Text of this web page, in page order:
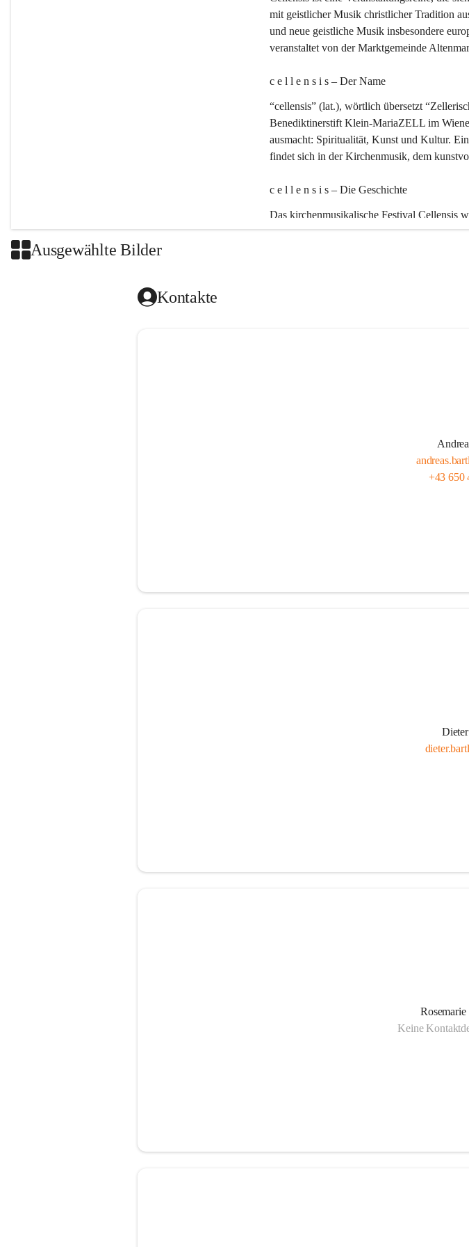
mit geistlicher Musik christlicher Tradition
und neue geistliche Musik insbesondere
veranstaltet von der Marktgemeinde
c e l l e n s i s – Der Name
“cellensis” (lat.), wörtlich übersetzt
Benediktinerstift Klein-MariaZELL im
ausmacht: Spiritualität, Kunst und Kultur.
findet sich in der Kirchenmusik, dem
c e l l e n s i s – Die Geschichte
Das kirchenmusikalische Festival Cellensis
Ausgewählte Bilder
Kontakte
+43 650
Rosemarie
Keine